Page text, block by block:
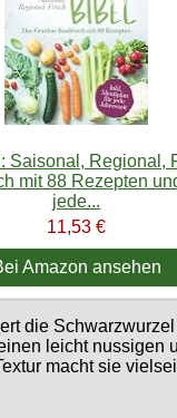
Saisonal, Regional,
mit 88 Rezepten
jede...
11,53 €
Amazon ansehen
die
leicht nussigen
macht sie